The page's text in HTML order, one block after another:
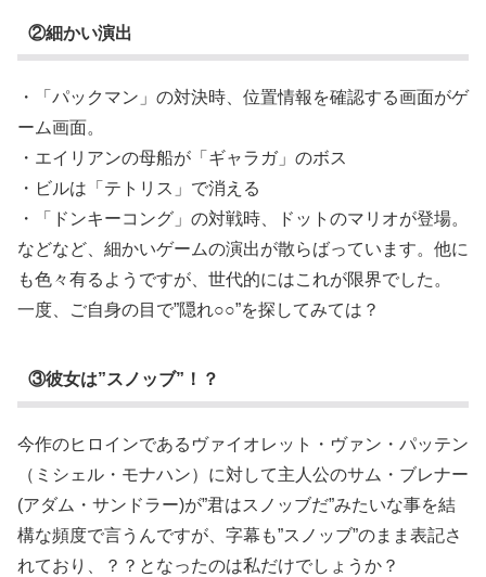
②細かい演出
・「パックマン」の対決時、位置情報を確認する画面がゲ
ーム画面。
・エイリアンの母船が「ギャラガ」のボス
・ビルは「テトリス」で消える
・「ドンキーコング」の対戦時、ドットのマリオが登場。
などなど、細かいゲームの演出が散らばっています。他に
も色々有るようですが、世代的にはこれが限界でした。
一度、ご自身の目で”隠れ○○”を探してみては？
③彼女は”スノッブ”！？
今作のヒロインであるヴァイオレット・ヴァン・パッテン
（ミシェル・モナハン）に対して主人公のサム・ブレナー
(アダム・サンドラー)が”君はスノッブだ”みたいな事を結
構な頻度で言うんですが、字幕も”スノッブ”のまま表記さ
れており、？？となったのは私だけでしょうか？